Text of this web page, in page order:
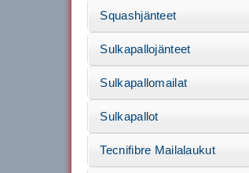
Squashjänteet
Sulkapallojänteet
Sulkapallomailat
Sulkapallot
Tecnifibre Mailalaukut